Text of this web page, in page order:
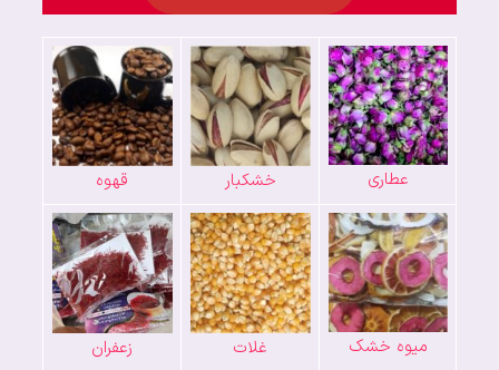
عطاری خشکبار قهوه
میوه خشک غلات زعفران